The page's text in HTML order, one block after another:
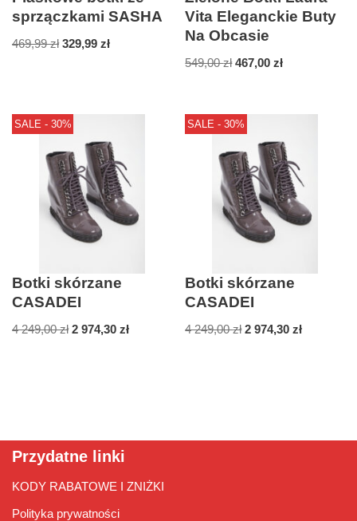
sprzączkami SASHA
469,99zł 329,99 zł
Vita Eleganckie Buty
Na Obcasie
549,00zł 467,00zł
SALE - 30%
Botki skórzane
CASADEI
4 249,00zł 2 974,30 zł
SALE - 30%
Botki skórzane
CASADEI
4 249,00zł 2 974,30zł
Przydatne linki
KODY RABATOWE I ZNIŻKI
Polityka prywatności